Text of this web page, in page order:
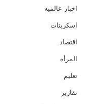
اخبار عالميه
اسكربتات
اقتصاد
المرأه
تعليم
تقارير